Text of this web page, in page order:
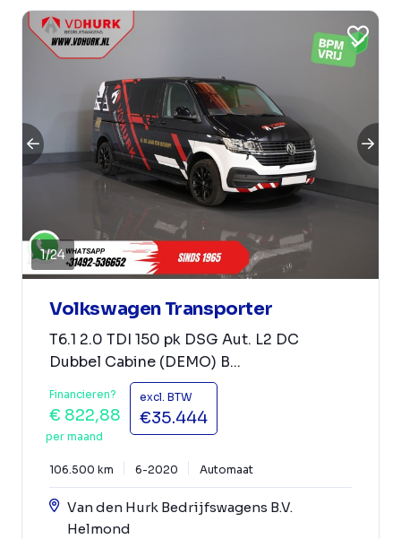
1/24
Volkswagen Transporter
T6.1 2.0 TDI 150 pk DSG Aut. L2 DC
Dubbel Cabine (DEMO) B...
Financieren?
€ 822,88
per maand
excl. BTW
€35.444
106.500 km 6-2020 Automaat
Van den Hurk Bedrijfswagens B.V.
Helmond